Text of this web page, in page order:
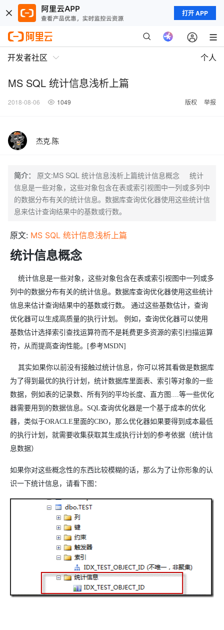
打开 APP
开发者社区 个人
MS SQL 统计信息浅析上篇
2018-08-06 1049 版权 举报
杰克.陈
简介：
原文:MS SQL 统计信息浅析上篇统计信息概念 统计
信息是一些对象，这些对象包含在表或索引视图中一列或多列中
的数据分布有关的统计信息。数据库查询优化器使用这些统计信
息来估计查询结果中的基数或行数。
原文: MS SQL 统计信息浅析上篇
统计信息概念
统计信息是一些对象，这些对象包含在表或索引视图中一列或多
列中的数据分布有关的统计信息。数据库查询优化器使用这些统计
信息来估计查询结果中的基数或行数。 通过这些基数估计，查询
优化器可以生成高质量的执行计划。 例如，查询优化器可以使用
基数估计选择索引查找运算符而不是耗费更多资源的索引扫描运算
符，从而提高查询性能。[参考MSDN]
其实如果你以前没有接触过统计信息，你可以将其看做是数据库
为了得到最优的执行计划，统计数据库里面表、索引等对象的一些
数据，例如表的记录数、所有列的平均长度、直方图....等一些优化
器需要用到的数据信息。SQL查询优化器是一个基于成本的优化
器，类似于ORACLE里面的CBO，那么优化器如果要得到成本最低
的执行计划，就需要收集获取其生成执行计划的参考依据（统计信
息数据）
如果你对这些概念性的东西比较模糊的话，那么为了让你形象的认
识一下统计信息，请看下图：